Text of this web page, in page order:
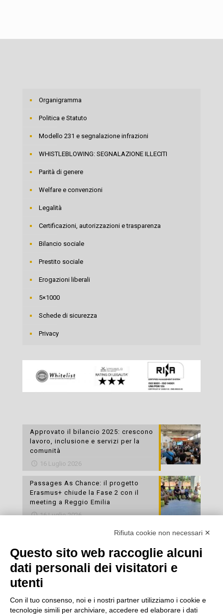
Organigramma
Politica e Statuto
Modello 231 e segnalazione infrazioni
WHISTLEBLOWING: SEGNALAZIONE ILLECITI
Parità di genere
Welfare e convenzioni
Legalità
Certificazioni, autorizzazioni e trasparenza
Bilancio sociale
Prestito sociale
Erogazioni liberali
5×1000
Schede di sicurezza
Privacy
Approvato il bilancio 2025: crescono
lavoro, inclusione e servizi per la
comunità
16 Luglio 2026
Passages As Chance: il progetto
Erasmus+ chiude la Fase 2 con il
meeting a Reggio Emilia
16 Luglio 2026
Esami di laboratorio preventivi
cura della propria salute
16 Luglio 2026
Rifiuta cookie non necessari ✕
Questo sito web raccoglie alcuni
dati personali dei visitatori e
utenti
Con il tuo consenso, noi e i nostri partner utilizziamo i cookie e
tecnologie simili per archiviare, accedere ed elaborare i dati